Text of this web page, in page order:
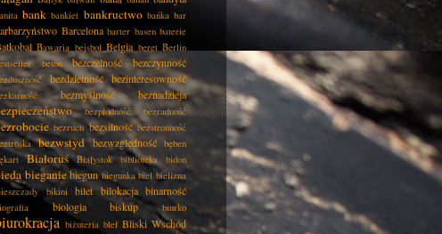
bank bankiet bankructwo bańka bar
Barcelona barter basen baterie
Bawaria bejsbol Belgia beret Berlin
beton bezczelność bezczynność
bezdzietność bezinteresowność
bezmyślność beznadzieja
bezpłodność bezradność
bezruch bezsilność bezstronność
bezwstyd bezwzględność bęben
Białoruś Białystok biblioteka bidon
bieganie biegun biegunka biel bielizna
bikini bilet bilokacja binarność
biologia biskup biurko
biżuteria blef Bliski Wschód